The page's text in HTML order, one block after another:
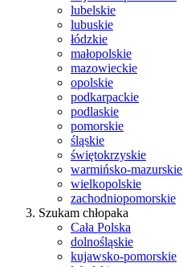
lubelskie
lubuskie
łódzkie
małopolskie
mazowieckie
opolskie
podkarpackie
podlaskie
pomorskie
śląskie
świętokrzyskie
warmińsko-mazurskie
wielkopolskie
zachodniopomorskie
Szukam chłopaka
Cała Polska
dolnośląskie
kujawsko-pomorskie